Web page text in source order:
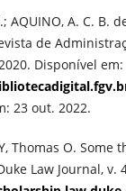
AQUINO, A. C.
de
Disponível em:
23 out. 2022.
Thomas O.
Law Journal, v.